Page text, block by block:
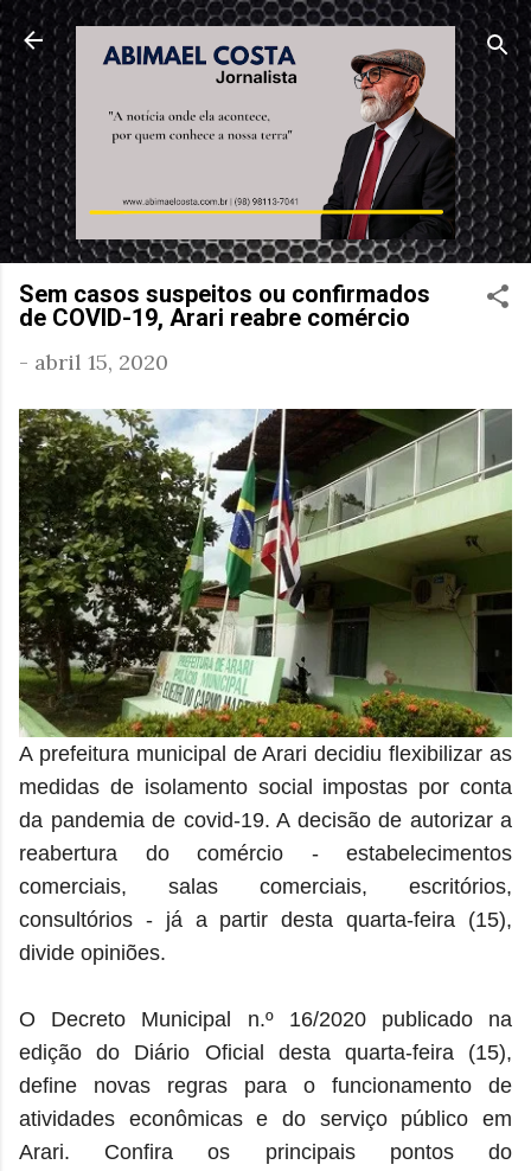
Pular para o conteúdo principal
Sem casos suspeitos ou confirmados
de COVID-19, Arari reabre comércio
- abril 15, 2020
A prefeitura municipal de Arari decidiu flexibilizar as
medidas de isolamento social impostas por conta
da pandemia de covid-19. A decisão de autorizar a
reabertura do comércio - estabelecimentos
comerciais, salas comerciais, escritórios,
consultórios - já a partir desta quarta-feira (15),
divide opiniões.
O Decreto Municipal n.º 16/2020 publicado na
edição do Diário Oficial desta quarta-feira (15),
define novas regras para o funcionamento de
atividades econômicas e do serviço público em
Arari. Confira os principais pontos do